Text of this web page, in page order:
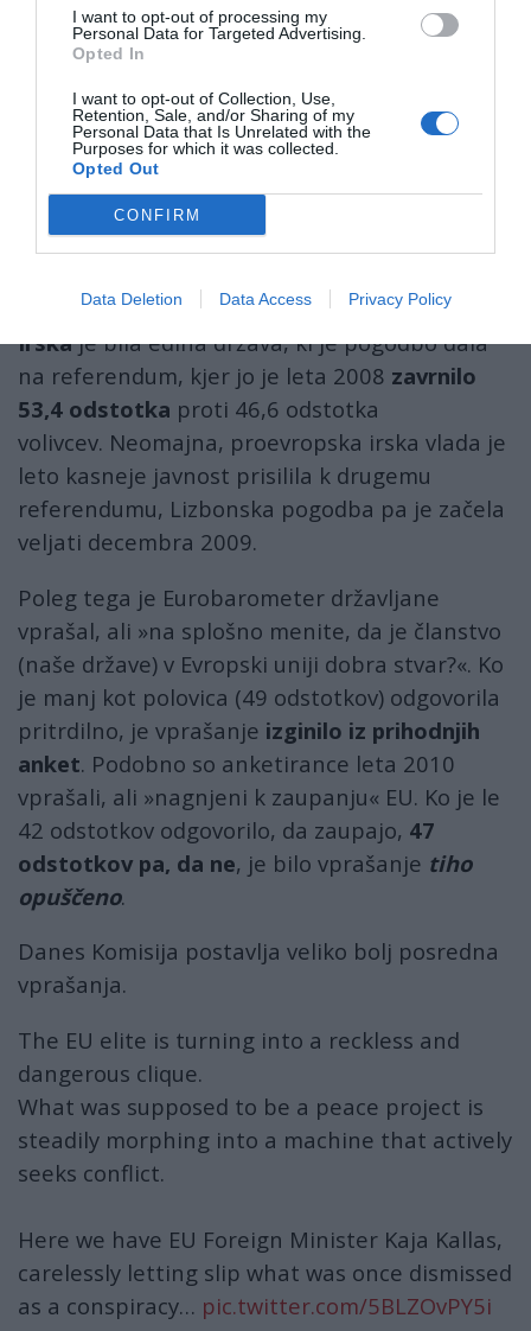
I want to opt-out of processing my
Personal Data for Targeted Advertising.
Opted In
I want to opt-out of Collection, Use,
Retention, Sale, and/or Sharing of my
Personal Data that Is Unrelated with the
Purposes for which it was collected.
Opted Out
CONFIRM
Data Deletion Data Access Privacy Policy
sprejemanje odločitev o zunanji politiki in
ustvarila funkcijo, ki jo danes zaseda
Sporazum je bil sporen in se je soočil s širokim
nasprotovanjem nacionalističnih in
evroskeptičnih strank po vsem bloku.
— Insajder.com (@insajder_com)July 5, 2026
Irskaje bila edina država, ki je pogodbo dala
na referendum, kjer jo je leta 2008 zavrnilo
53,4 odstotka proti 46,6 odstotka
volivcev. Neomajna, proevropska irska vlada je
leto kasneje javnost prisilila k drugemu
referendumu, Lizbonska pogodba pa je začela
veljati decembra 2009.
Poleg tega je Eurobarometer državljane
vprašal, ali »na splošno menite, da je članstvo
(naše države) v Evropski uniji dobra stvar?«. Ko
je manj kot polovica (49 odstotkov) odgovorila
pritrdilno, je vprašanje izginilo iz prihodnjih
anket. Podobno so anketirance leta 2010
vprašali, ali »nagnjeni k zaupanju« EU. Ko je le
42 odstotkov odgovorilo, da zaupajo, 47
odstotkov pa, da ne, je bilo vprašanje tiho
opuščeno.
Danes Komisija postavlja veliko bolj posredna
vprašanja.
The EU elite is turning into a reckless and
dangerous clique.
What was supposed to be a peace project is
steadily morphing into a machine that actively
seeks conflict.
Here we have EU Foreign Minister Kaja Kallas,
carelessly letting slip what was once dismissed
as a conspiracy… pic.twitter.com/5BLZOvPY5i